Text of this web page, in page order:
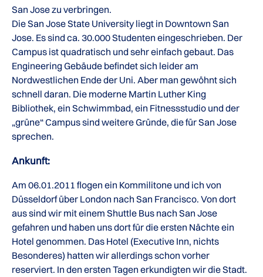
San Jose zu verbringen.
Die San Jose State University liegt in Downtown San
Jose. Es sind ca. 30.000 Studenten eingeschrieben. Der
Campus ist quadratisch und sehr einfach gebaut. Das
Engineering Gebäude befindet sich leider am
Nordwestlichen Ende der Uni. Aber man gewöhnt sich
schnell daran. Die moderne Martin Luther King
Bibliothek, ein Schwimmbad, ein Fitnessstudio und der
„grüne“ Campus sind weitere Gründe, die für San Jose
sprechen.
Ankunft:
Am 06.01.2011 flogen ein Kommilitone und ich von
Düsseldorf über London nach San Francisco. Von dort
aus sind wir mit einem Shuttle Bus nach San Jose
gefahren und haben uns dort für die ersten Nächte ein
Hotel genommen. Das Hotel (Executive Inn, nichts
Besonderes) hatten wir allerdings schon vorher
reserviert. In den ersten Tagen erkundigten wir die Stadt.